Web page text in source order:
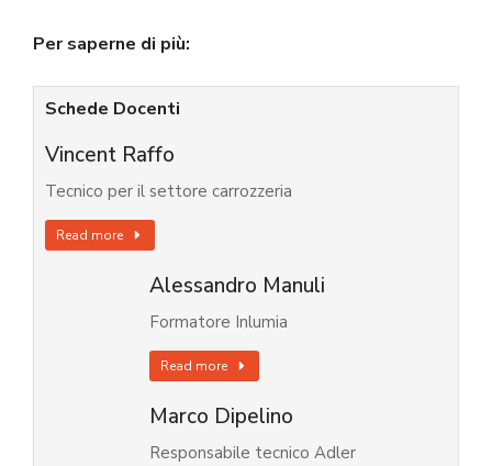
Per saperne di più:
Schede Docenti
Vincent Raffo
Tecnico per il settore carrozzeria
Read more
Alessandro Manuli
Formatore Inlumia
Read more
Marco Dipelino
Responsabile tecnico Adler